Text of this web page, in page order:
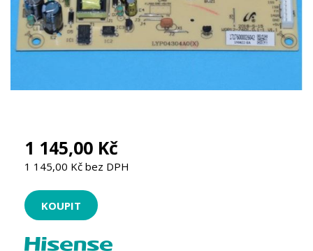
1 145,00 Kč
1 145,00 Kč bez DPH